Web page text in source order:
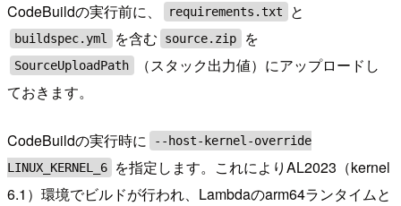
CodeBuildの実行前に、 requirements.txt と
buildspec.yml を含む source.zip を
SourceUploadPath
（スタック出力値）にアップロードし
ておきます。
CodeBuildの実行時に
--host-kernel-override
LINUX_KERNEL_6
を指定します。これによりAL2023（kernel
6.1）環境でビルドが行われ、Lambdaのarm64ランタイムと